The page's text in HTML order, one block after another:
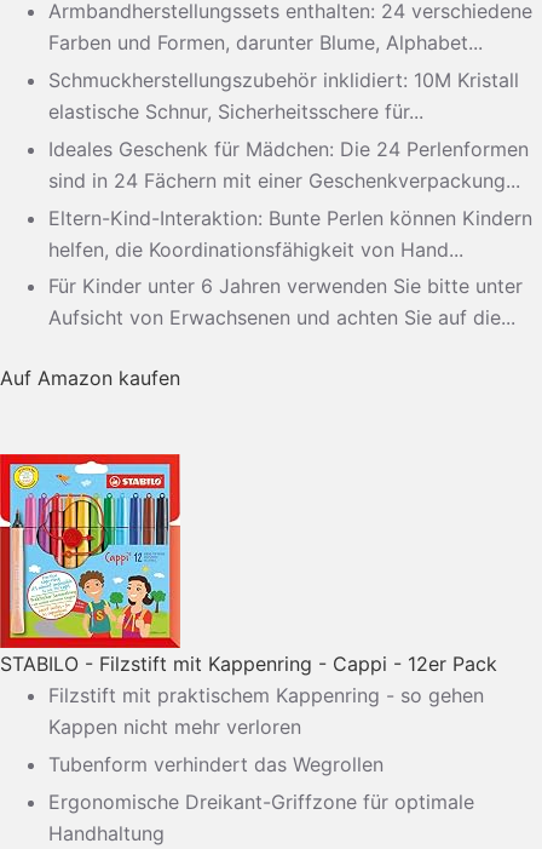
Armbandherstellungssets enthalten: 24 verschiedene
Farben und Formen, darunter Blume, Alphabet...
Schmuckherstellungszubehör inklidiert: 10M Kristall
elastische Schnur, Sicherheitsschere für...
Ideales Geschenk für Mädchen: Die 24 Perlenformen
sind in 24 Fächern mit einer Geschenkverpackung...
Eltern-Kind-Interaktion: Bunte Perlen können Kindern
helfen, die Koordinationsfähigkeit von Hand...
Für Kinder unter 6 Jahren verwenden Sie bitte unter
Aufsicht von Erwachsenen und achten Sie auf die...
Auf Amazon kaufen
STABILO - Filzstift mit Kappenring - Cappi - 12er Pack
Filzstift mit praktischem Kappenring - so gehen
Kappen nicht mehr verloren
Tubenform verhindert das Wegrollen
Ergonomische Dreikant-Griffzone für optimale
Handhaltung